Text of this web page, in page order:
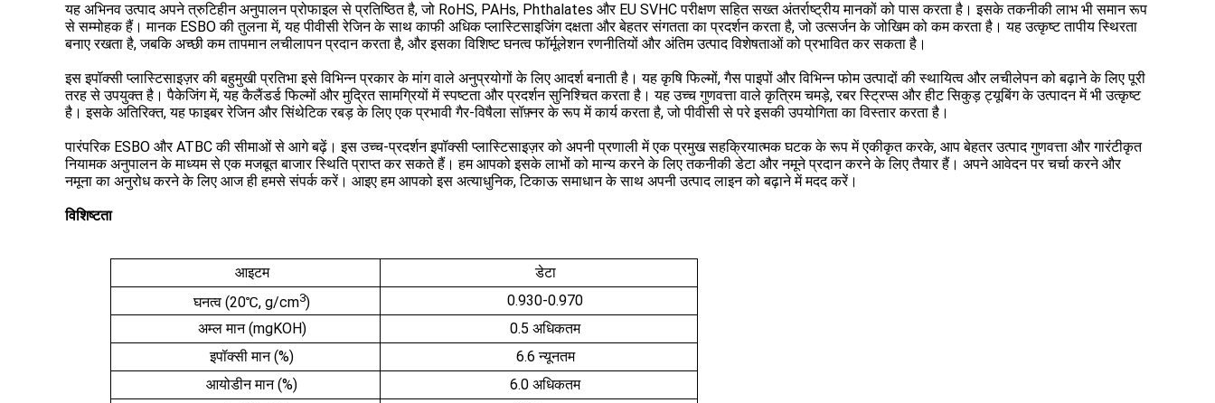
यह अभिनव उत्पाद अपने त्रुटिहीन अनुपालन प्रोफाइल से प्रतिष्ठित है, जो RoHS, PAHs, Phthalates और EU SVHC परीक्षण सहित सख्त अंतर्राष्ट्रीय मानकों को पास करता है। इसके तकनीकी लाभ भी समान रूप
से सम्मोहक हैं। मानक ESBO की तुलना में, यह पीवीसी रेजिन के साथ काफी अधिक प्लास्टिसाइजिंग दक्षता और बेहतर संगतता का प्रदर्शन करता है, जो उत्सर्जन के जोखिम को कम करता है। यह उत्कृष्ट तापीय स्थिरता
बनाए रखता है, जबकि अच्छी कम तापमान लचीलापन प्रदान करता है, और इसका विशिष्ट घनत्व फॉर्मूलेशन रणनीतियों और अंतिम उत्पाद विशेषताओं को प्रभावित कर सकता है।
इस इपॉक्सी प्लास्टिसाइज़र की बहुमुखी प्रतिभा इसे विभिन्न प्रकार के मांग वाले अनुप्रयोगों के लिए आदर्श बनाती है। यह कृषि फिल्मों, गैस पाइपों और विभिन्न फोम उत्पादों की स्थायित्व और लचीलेपन को बढ़ाने के लिए पूरी
तरह से उपयुक्त है। पैकेजिंग में, यह कैलैंडर्ड फिल्मों और मुद्रित सामग्रियों में स्पष्टता और प्रदर्शन सुनिश्चित करता है। यह उच्च गुणवत्ता वाले कृत्रिम चमड़े, रबर स्ट्रिप्स और हीट सिकुड़ ट्यूबिंग के उत्पादन में भी उत्कृष्ट
है। इसके अतिरिक्त, यह फाइबर रेजिन और सिंथेटिक रबड़ के लिए एक प्रभावी गैर-विषैला सॉफ़्नर के रूप में कार्य करता है, जो पीवीसी से परे इसकी उपयोगिता का विस्तार करता है।
पारंपरिक ESBO और ATBC की सीमाओं से आगे बढ़ें। इस उच्च-प्रदर्शन इपॉक्सी प्लास्टिसाइज़र को अपनी प्रणाली में एक प्रमुख सहक्रियात्मक घटक के रूप में एकीकृत करके, आप बेहतर उत्पाद गुणवत्ता और गारंटीकृत
नियामक अनुपालन के माध्यम से एक मजबूत बाजार स्थिति प्राप्त कर सकते हैं। हम आपको इसके लाभों को मान्य करने के लिए तकनीकी डेटा और नमूने प्रदान करने के लिए तैयार हैं। अपने आवेदन पर चर्चा करने और
नमूना का अनुरोध करने के लिए आज ही हमसे संपर्क करें। आइए हम आपको इस अत्याधुनिक, टिकाऊ समाधान के साथ अपनी उत्पाद लाइन को बढ़ाने में मदद करें।
विशिष्टता
आइटम
डेटा
घनत्व (20℃, g/cm3)
0.930-0.970
अम्ल मान (mgKOH)
0.5 अधिकतम
इपॉक्सी मान (%)
6.6 न्यूनतम
आयोडीन मान (%)
6.0 अधिकतम